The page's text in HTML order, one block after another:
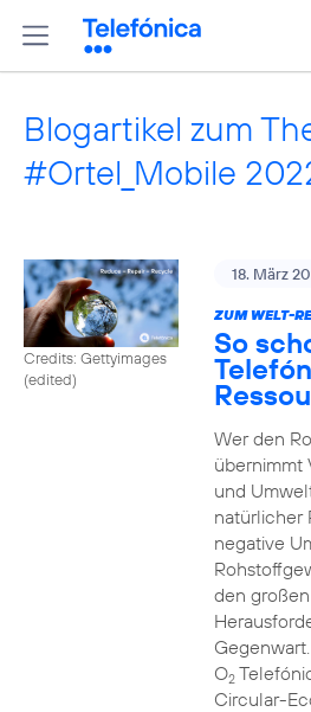
Blogartikel zum
#Ortel_Mobile
Credits: Gettyimages
(edited)
18. März
ZUM WELT-
So
Wer den
übernimmt
und
natürlicher
negative
den
O2
Circular-